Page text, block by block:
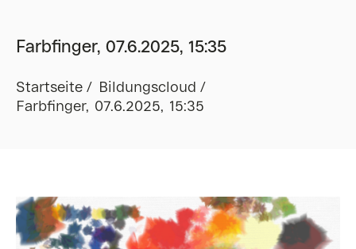
Farbfinger, 07.6.2025, 15:35
Startseite
Bildungscloud
Farbfinger, 07.6.2025, 15:35